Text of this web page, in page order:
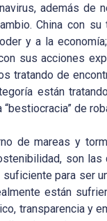
además de
China con
y a la
sus acciones
tratando de
están
de
de mareas y
son
para ser
están
transparencia y